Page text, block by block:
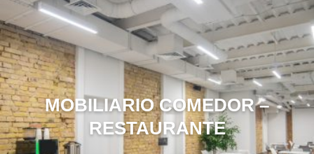
MOBILIARIO COMEDOR –
RESTAURANTE